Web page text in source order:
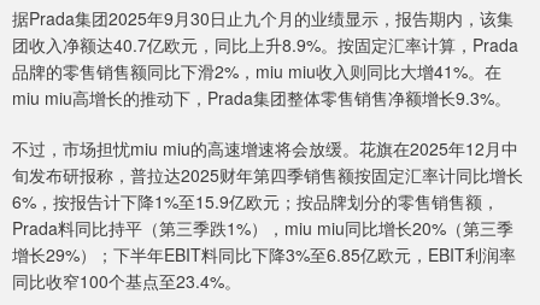
据Prada集团2025年9月30日止九个月的业绩显示，报告期内，该集
团收入净额达40.7亿欧元，同比上升8.9%。按固定汇率计算，Prada
品牌的零售销售额同比下滑2%，miu miu收入则同比大增41%。在
miu miu高增长的推动下，Prada集团整体零售销售净额增长9.3%。
不过，市场担忧miu miu的高速增速将会放缓。花旗在2025年12月中
旬发布研报称，普拉达2025财年第四季销售额按固定汇率计同比增长
6%，按报告计下降1%至15.9亿欧元；按品牌划分的零售销售额，
Prada料同比持平（第三季跌1%），miu miu同比增长20%（第三季
增长29%）；下半年EBIT料同比下降3%至6.85亿欧元，EBIT利润率
同比收窄100个基点至23.4%。